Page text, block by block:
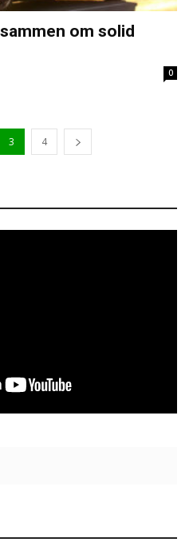
om solid
0
3 4